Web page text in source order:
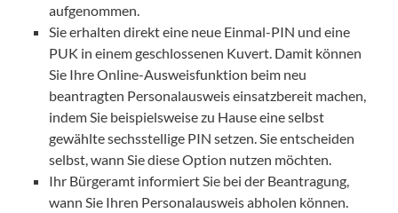
aufgenommen.
Sie erhalten direkt eine neue Einmal-PIN und eine
PUK in einem geschlossenen Kuvert. Damit können
Sie Ihre Online-Ausweisfunktion beim neu
beantragten Personalausweis einsatzbereit machen,
indem Sie beispielsweise zu Hause eine selbst
gewählte sechsstellige PIN setzen. Sie entscheiden
selbst, wann Sie diese Option nutzen möchten.
Ihr Bürgeramt informiert Sie bei der Beantragung,
wann Sie Ihren Personalausweis abholen können.